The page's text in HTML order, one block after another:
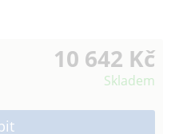
10 642 Kč
Skladem